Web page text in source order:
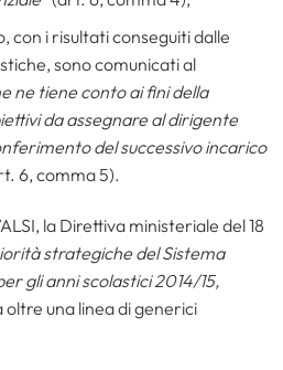
con i risultati conseguiti dalle
sono comunicati al
ne tiene conto ai fini della
da assegnare al dirigente
del successivo incarico
6, comma 5).
la Direttiva ministeriale del 18
strategiche del Sistema
gli anni scolastici 2014/15,
oltre una linea di generici